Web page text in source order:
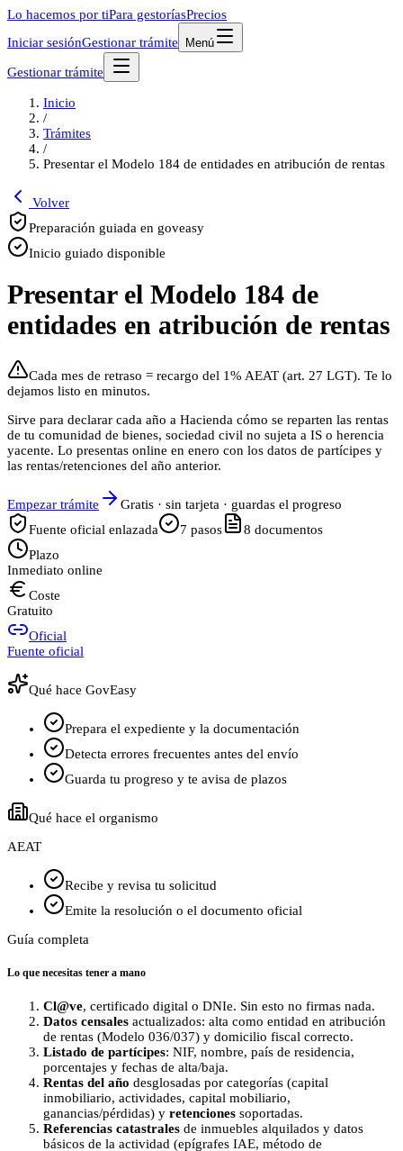
Lo hacemos por tiPara gestoríasPrecios
Iniciar sesiónGestionar trámite Menú
Gestionar trámite
Inicio
/
Trámites
/
Presentar el Modelo 184 de entidades en atribución de rentas
Volver
Preparación guiada en goveasy
Inicio guiado disponible
Presentar el Modelo 184 de
entidades en atribución de rentas
Cada mes de retraso = recargo del 1% AEAT (art. 27 LGT). Te lo
dejamos listo en minutos.
Sirve para declarar cada año a Hacienda cómo se reparten las rentas
de tu comunidad de bienes, sociedad civil no sujeta a IS o herencia
yacente. Lo presentas online en enero con los datos de partícipes y
las rentas/retenciones del año anterior.
Empezar trámite
Gratis · sin tarjeta · guardas el progreso
Fuente oficial enlazada
7 pasos 8 documentos
Plazo
Inmediato online
Coste
Gratuito
Oficial
Fuente oficial
Qué hace GovEasy
Prepara el expediente y la documentación
Detecta errores frecuentes antes del envío
Guarda tu progreso y te avisa de plazos
Qué hace el organismo
AEAT
Recibe y revisa tu solicitud
Emite la resolución o el documento oficial
Guía completa
Lo que necesitas tener a mano
Cl@ve, certificado digital o DNIe. Sin esto no firmas nada.
Datos censales actualizados: alta como entidad en atribución
de rentas (Modelo 036/037) y domicilio fiscal correcto.
Listado de partícipes: NIF, nombre, país de residencia,
porcentajes y fechas de alta/baja.
Rentas del año desglosadas por categorías (capital
inmobiliario, actividades, capital mobiliario,
ganancias/pérdidas) y retenciones soportadas.
Referencias catastrales de inmuebles alquilados y datos
básicos de la actividad (epígrafes IAE, método de